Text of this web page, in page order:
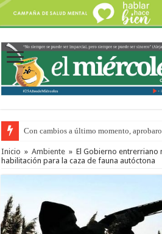
Con cambios a último momento,
Inicio » Ambiente » El Gobierno entrerriano
habilitación para la caza de fauna autóctona